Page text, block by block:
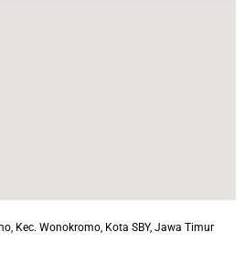
Kec. Wonokromo, Kota SBY, Jawa Timur